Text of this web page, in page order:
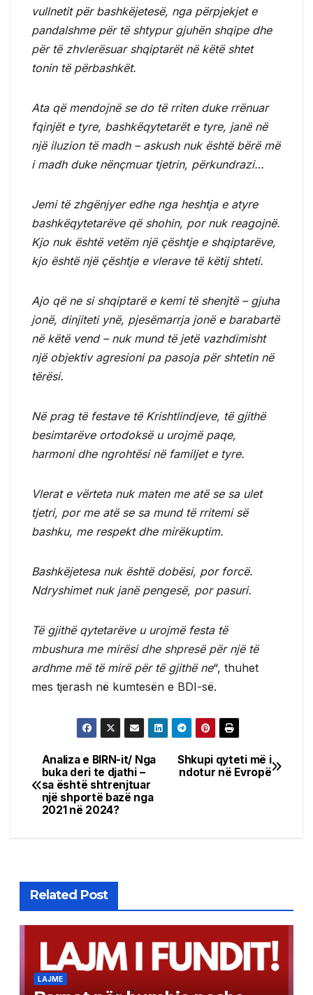
vullnetit për bashkëjetesë, nga përpjekjet e
pandalshme për të shtypur gjuhën shqipe dhe
për të zhvlerësuar shqiptarët në këtë shtet
tonin të përbashkët.
Ata që mendojnë se do të rriten duke rrënuar
fqinjët e tyre, bashkëqytetarët e tyre, janë në
një iluzion të madh – askush nuk është bërë më
i madh duke nënçmuar tjetrin, përkundrazi…
Jemi të zhgënjyer edhe nga heshtja e atyre
bashkëqytetarëve që shohin, por nuk reagojnë.
Kjo nuk është vetëm një çështje e shqiptarëve,
kjo është një çështje e vlerave të këtij shteti.
Ajo që ne si shqiptarë e kemi të shenjtë – gjuha
jonë, dinjiteti ynë, pjesëmarrja jonë e barabartë
në këtë vend – nuk mund të jetë vazhdimisht
një objektiv agresioni pa pasoja për shtetin në
tërësi.
Në prag të festave të Krishtlindjeve, të gjithë
besimtarëve ortodoksë u urojmë paqe,
harmoni dhe ngrohtësi në familjet e tyre.
Vlerat e vërteta nuk maten me atë se sa ulet
tjetri, por me atë se sa mund të rritemi së
bashku, me respekt dhe mirëkuptim.
Bashkëjetesa nuk është dobësi, por forcë.
Ndryshimet nuk janë pengesë, por pasuri.
Të gjithë qytetarëve u urojmë festa të
mbushura me mirësi dhe shpresë për një të
ardhme më të mirë për të gjithë ne“, thuhet
mes tjerash në kumtesën e BDI-së.
Post
navigation
Shkupi qyteti më i
ndotur në Evropë
Analiza e BIRN-it/ Nga
buka deri te djathi –
sa është shtrenjtuar
një shportë bazë nga
2021 në 2024?
Related Post
LAJME